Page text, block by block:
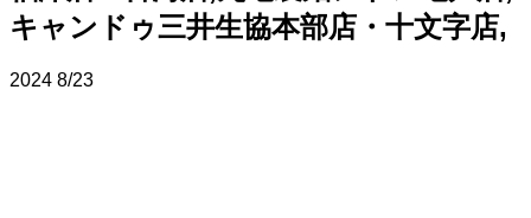
キャンドゥ三井生協本部店・十文字店,
2024 8/23